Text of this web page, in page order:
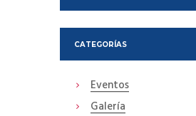
CATEGORÍAS
Eventos
Galería